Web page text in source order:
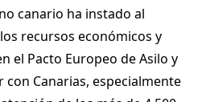
canario ha instado al
recursos económicos y
el Pacto Europeo de Asilo y
Canarias, especialmente